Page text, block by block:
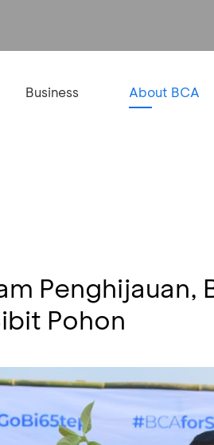
Business About BCA
Penghijauan,
Pohon